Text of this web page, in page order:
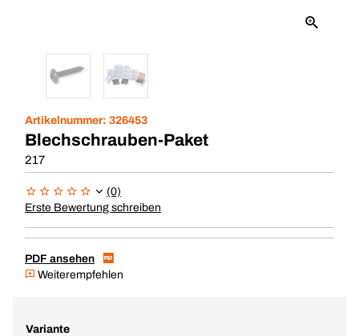
Artikelnummer: 326453
Blechschrauben-Paket
217
(0)
Erste Bewertung schreiben
PDF ansehen
Weiterempfehlen
Variante